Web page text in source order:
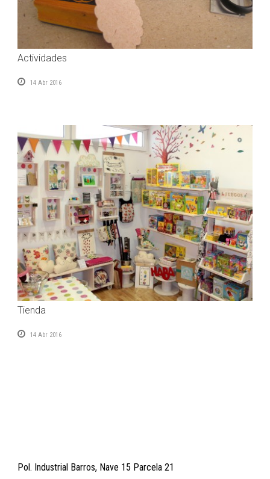
Actividades
14 Abr 2016
Tienda
14 Abr 2016
Pol. Industrial Barros, Nave 15 Parcela 21